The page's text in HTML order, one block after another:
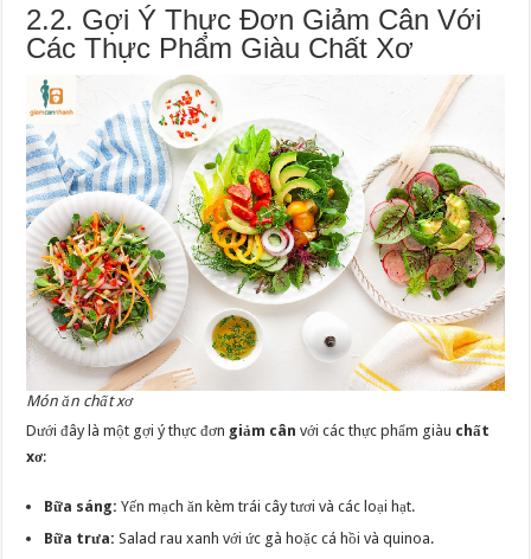
2.2. Gợi Ý Thực Đơn Giảm Cân Với
Các Thực Phẩm Giàu Chất Xơ
Món ăn chất xơ
Dưới đây là một gợi ý thực đơn giảm cân với các thực phẩm giàu chất
xơ:
Bữa sáng: Yến mạch ăn kèm trái cây tươi và các loại hạt.
Bữa trưa: Salad rau xanh với ức gà hoặc cá hồi và quinoa.